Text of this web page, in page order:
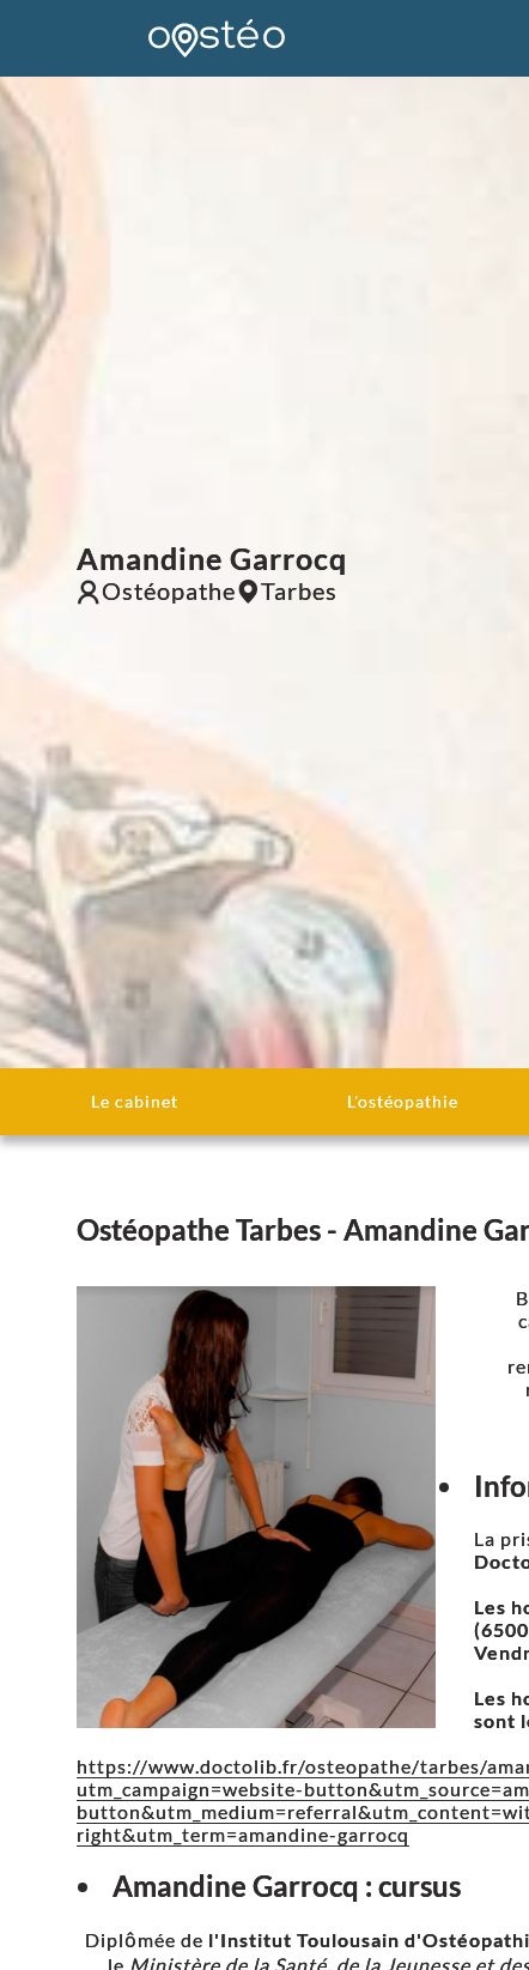
Amandine Garrocq
Ostéopathe Tarbes
Le cabinet L'ostéopathie
Ostéopathe Tarbes - Amandine
La
Les
Les
sont
https://www.doctolib.fr/osteopathe/tarbes/
utm_campaign=website-
right&utm_term=amandine-garrocq
Amandine Garrocq : cursus
Diplômée de l'Institut Toulousain
le Ministère de la Santé, de la Jeunesse et